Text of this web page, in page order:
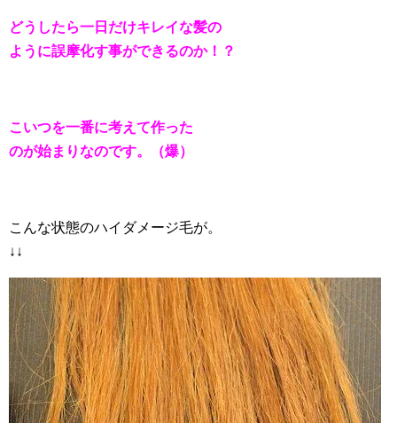
どうしたら一日だけキレイな髪の
ように誤摩化す事ができるのか！？
こいつを一番に考えて作った
のが始まりなのです。（爆）
こんな状態のハイダメージ毛が。
↓↓